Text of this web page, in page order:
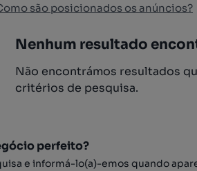
são posicionados os anúncios?
Nenhum resultado
Não encontrámos resultados
critérios de pesquisa.
perfeito?
e informá-lo(a)-emos quando